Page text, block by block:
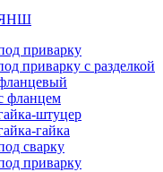
приварку
приварку с разделкой
фланцем
штуцер
гайка
сварку
приварку